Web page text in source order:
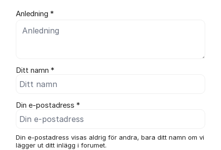
Anledning *
Ditt namn *
Din e-postadress *
Din e-postadress visas aldrig för andra, bara ditt namn om vi
lägger ut ditt inlägg i forumet.